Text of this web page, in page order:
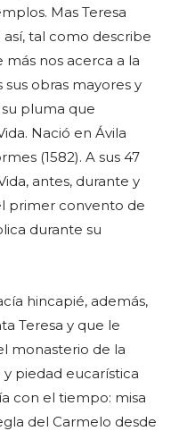
Mas Teresa
tal como describe
nos acerca a la
obras mayores y
pluma que
Nació en Ávila
(1582). A sus 47
antes, durante y
primer convento de
durante su
hincapié, además,
Teresa y que le
monasterio de la
y piedad eucarística
con el tiempo: misa
del Carmelo desde